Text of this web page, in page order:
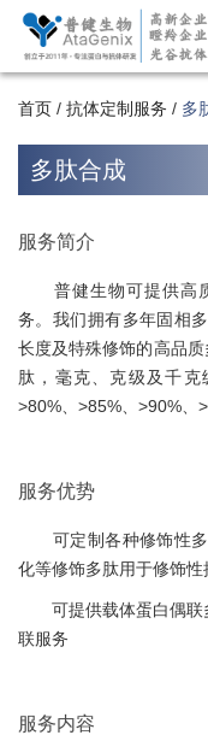
首页 / 抗体定制服务 / 多
多肽合成
服务简介
普健生物可提供高质
务。我们拥有多年固相
长度及特殊修饰的高品
肽，毫克、克级及千克
>80%、>85%、>90%、
服务优势
可定制各种修饰性多
化等修饰多肽用于修饰性
可提供载体蛋白偶联
联服务
服务内容